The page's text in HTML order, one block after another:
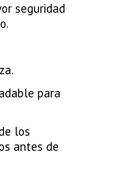
seguridad
para
los
antes de